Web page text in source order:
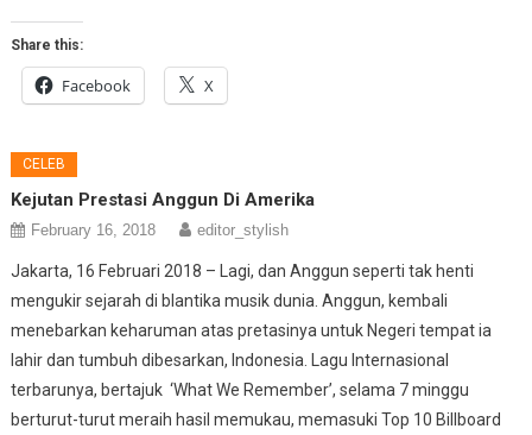
Share this:
Facebook X
CELEB
Kejutan Prestasi Anggun Di Amerika
February 16, 2018 editor_stylish
Jakarta, 16 Februari 2018 – Lagi, dan Anggun seperti tak henti
mengukir sejarah di blantika musik dunia. Anggun, kembali
menebarkan keharuman atas pretasinya untuk Negeri tempat ia
lahir dan tumbuh dibesarkan, Indonesia. Lagu Internasional
terbarunya, bertajuk ‘What We Remember’, selama 7 minggu
berturut-turut meraih hasil memukau, memasuki Top 10 Billboard